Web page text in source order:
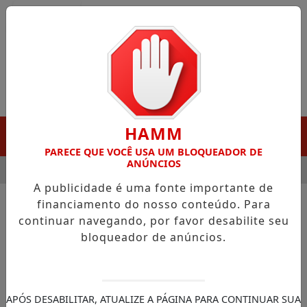
EM PORTO GRANDE COM ATUAÇÃO VOLTADA AO
NOTÍCIAS/POLÍTICA
Saiba como vai funcionar
crime organizado
HAMM
PARECE QUE VOCÊ USA UM BLOQUEADOR DE
ANÚNCIOS
A publicidade é uma fonte importante de
financiamento do nosso conteúdo. Para
continuar navegando, por favor desabilite seu
bloqueador de anúncios.
APÓS DESABILITAR, ATUALIZE A PÁGINA PARA CONTINUAR SUA